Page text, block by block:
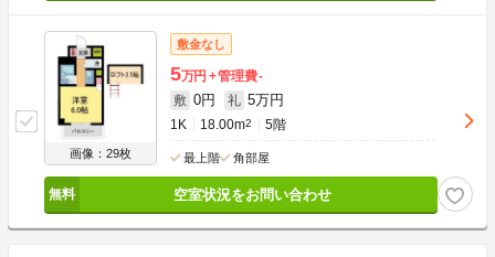
画像：29枚
敷金なし
5万円 管理費-
敷 0円 礼 5万円
1K 18.00m2 5階
最上階 角部屋
空室状況をお問い合わせ